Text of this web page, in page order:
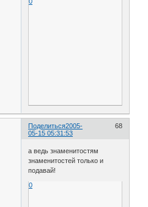
Поделиться 68
2005-
05-15 05:31:53
а ведь знаменитостям
знаменитостей только и
подавай!
0